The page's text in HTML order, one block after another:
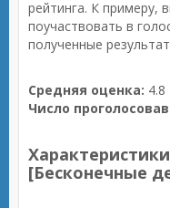
рейтинга. К примеру,
поучаствовать в
полученные
Средняя оценка: 4.8
Число
[Бесконечные